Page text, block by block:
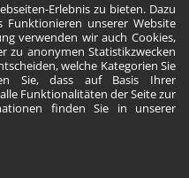
Erlebnis zu bieten. Dazu
unserer Website
verwenden wir auch Cookies,
zu anonymen Statistikzwecken
welche Kategorien Sie
Sie, dass auf Basis Ihrer
Funktionalitäten der Seite zur
finden Sie in unserer